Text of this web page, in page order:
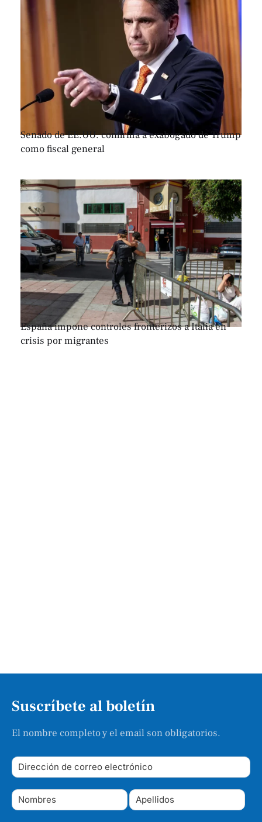
Senado de EE.UU. confirma a exabogado de Trump
como fiscal general
España impone controles fronterizos a Italia en
crisis por migrantes
Suscríbete al boletín
El nombre completo y el email son obligatorios.